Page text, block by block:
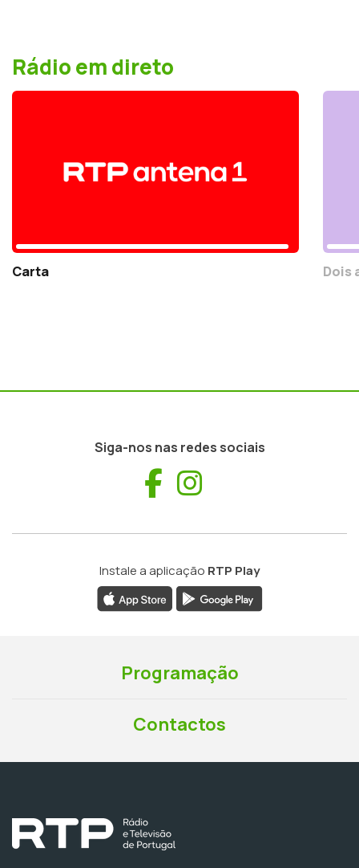
Rádio em direto
Carta Dois
Siga-nos nas redes sociais
Facebook
Instale a aplicação RTP Play
Programação
Contactos